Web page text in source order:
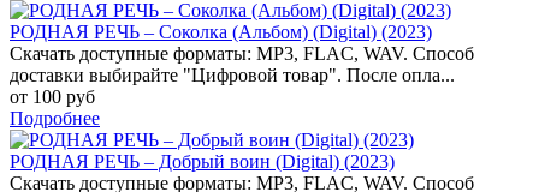
РОДНАЯ РЕЧЬ – Соколка (Альбом) (Digital) (2023)
Скачать доступные форматы: MP3, FLAC, WAV. Способ
доставки выбирайте "Цифровой товар". После опла...
от 100 руб
Подробнее
РОДНАЯ РЕЧЬ – Добрый воин (Digital) (2023)
Скачать доступные форматы: MP3, FLAC, WAV. Способ